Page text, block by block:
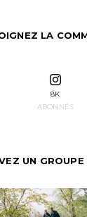
LA
8K
ABONNÉS
UN GROUPE